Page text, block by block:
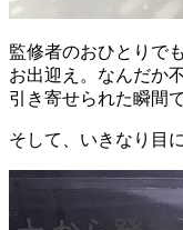
監修者のおひとりで
お出迎え。なんだか
引き寄せられた瞬間
そして、いきなり目